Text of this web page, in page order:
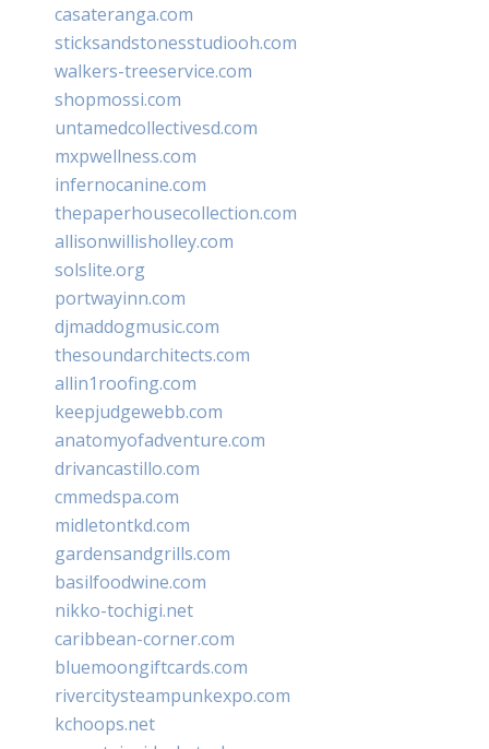
casateranga.com
sticksandstonesstudiooh.com
walkers-treeservice.com
shopmossi.com
untamedcollectivesd.com
mxpwellness.com
infernocanine.com
thepaperhousecollection.com
allisonwillisholley.com
solslite.org
portwayinn.com
djmaddogmusic.com
thesoundarchitects.com
allin1roofing.com
keepjudgewebb.com
anatomyofadventure.com
drivancastillo.com
cmmedspa.com
midletontkd.com
gardensandgrills.com
basilfoodwine.com
nikko-tochigi.net
caribbean-corner.com
bluemoongiftcards.com
rivercitysteampunkexpo.com
kchoops.net